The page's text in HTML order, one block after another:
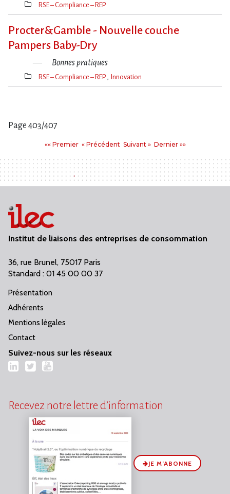
Thèmes(s)
RSE – Compliance – REP
Procter&Gamble - Nouvelle couche
Pampers Baby-Dry
Bonnes pratiques
Thèmes(s)
RSE – Compliance – REP Innovation
Page 403/407
«« PremierPremier
« PrécédentPrécédent
Suivant
Suivant » Dernier
Dernier »»
Institut de liaisons des entreprises de consommation
36, rue Brunel, 75017 Paris
Standard : 01 45 00 00 37
Présentation
Adhérents
Mentions légales
Contact
Suivez-nous sur les réseaux
LinkedIn
TwitterYouTube
Recevez notre lettre d’information
JE M’ABONNE